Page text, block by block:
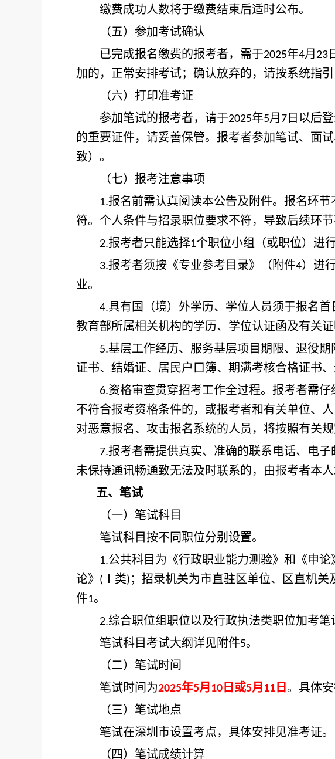
缴费成功人数将于缴费结束后适时公布。
（五）参加考试确认
已完成报名缴费的报考者，需于2025年4月 23
加的，正常安排考试；确认放弃的，请按系统指
（六）打印准考证
参加笔试的报考者，请于2025年5月 7 日以后
的重要证件，请妥善保管。报考者参加笔试、面
致）。
（七）报考注意事项
1.报名前需认真阅读本公告及附件。报名环
符。个人条件与招录职位要求不符，导致后续环
2.报考者只能选择1个职位小组（或职位）进行
3.报考者须按《专业参考目录》（附件4）进
业。
4.具有国（境）外学历、学位人员须于报名
教育部所属相关机构的学历、学位认证函及有关证
5.基层工作经历、服务基层项目期限、退役
证书、结婚证、居民户口簿、期满考核合格证书
6.资格审查贯穿招考工作全过程。报考者需
不符合报考资格条件的，或报考者和有关单位、
对恶意报名、攻击报名系统的人员，将按照有关
7.报考者需提供真实、准确的联系电话、电
未保持通讯畅通致无法及时联系的，由报考者本人
五、笔试
（一）笔试科目
笔试科目按不同职位分别设置。
1.公共科目为《行政职业能力测验》和《申
论》 ( Ⅰ类) ；招录机关为市直驻区单位、区直机关
件1。
2.综合职位组职位以及行政执法类职位加考笔
笔试科目考试大纲详见附件5。
（二）笔试时间
笔试时间为2025年5月 10 日或5月 11 日 。具体安
（三）笔试地点
笔试在深圳市设置考点，具体安排见准考证。
（四）笔试成绩计算